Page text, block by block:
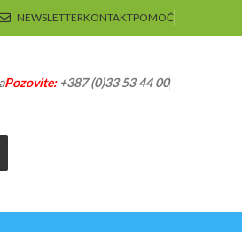
NEWSLETTERKONTAKTPOMOĆ
Pozovite:+387 (0)33 53 44 00